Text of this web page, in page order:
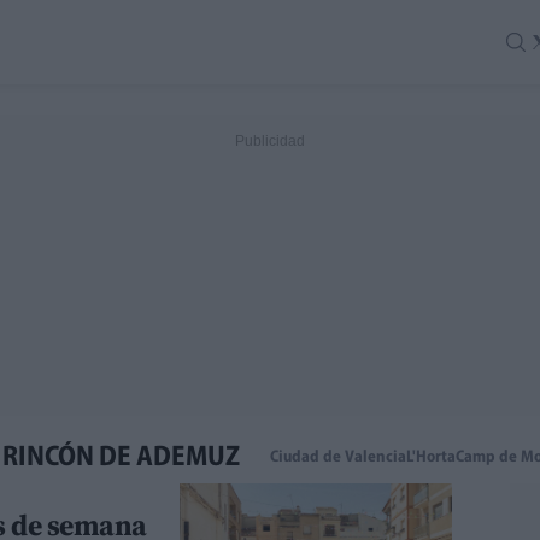
DE ADEMUZ Ciudad de ValenciaL'HortaCamp de
de semana